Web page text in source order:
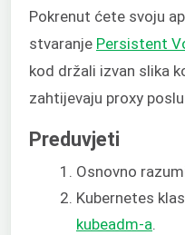
Pokrenut ćete svoju
stvaranje Persistent
kod držali izvan slika
zahtijevaju proxy
Preduvjeti
Osnovno
Kubernetes
kubeadm-a.